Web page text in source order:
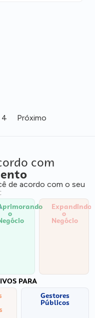
4 Próximo
com
de acordo com o seu
o
Expandindo
o
Negócio
PARA
Gestores
Públicos